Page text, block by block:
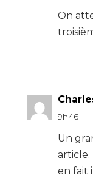
On
9h46
Un
en fait